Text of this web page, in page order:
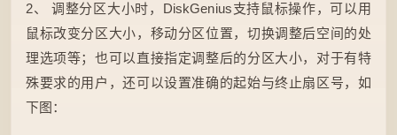
2、 调整分区大小时，DiskGenius支持鼠标操作，可以用
鼠标改变分区大小，移动分区位置，切换调整后空间的处
理选项等；也可以直接指定调整后的分区大小，对于有特
殊要求的用户，还可以设置准确的起始与终止扇区号，如
下图：